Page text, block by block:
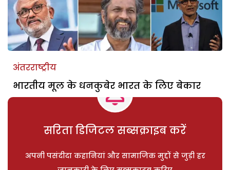
अंतरराष्ट्रीय
भारतीय मूल के धनकुबेर भारत के लिए बेकार
सरिता डिजिटल सब्सक्राइब करें
अपनी पसंदीदा कहानियां और सामाजिक मुद्दों से जुड़ी हर